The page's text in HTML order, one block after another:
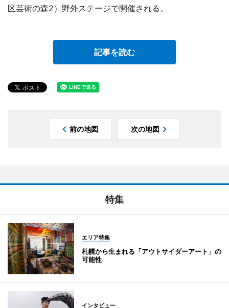
区芸術の森2）野外ステージで開催される。
記事を読む
前の地図 次の地図
特集
エリア特集
札幌から生まれる「アウトサイダーアート」の
可能性
インタビュー